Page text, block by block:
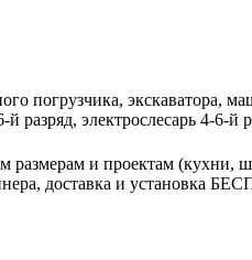
погрузчика, экскаватора,
разряд, электрослесарь 4-6-
размерам и проектам (кухни,
доставка и установка